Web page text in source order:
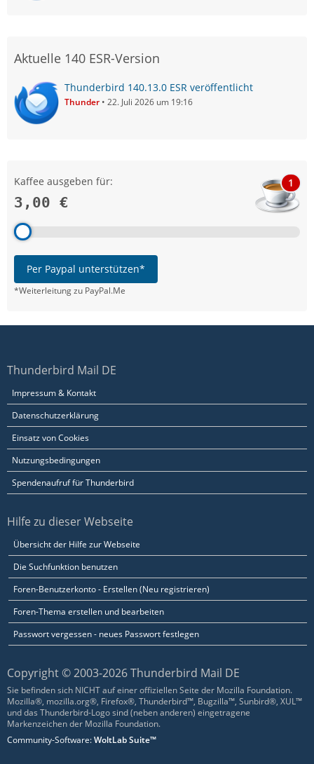
Aktuelle 140 ESR-Version
Thunderbird 140.13.0 ESR veröffentlicht
Thunder 22. Juli 2026 um 19:16
Kaffee ausgeben für:
3,00 €
1
Per Paypal unterstützen*
*Weiterleitung zu PayPal.Me
Thunderbird Mail DE
Impressum & Kontakt
Datenschutzerklärung
Einsatz von Cookies
Nutzungsbedingungen
Spendenaufruf für Thunderbird
Hilfe zu dieser Webseite
Übersicht der Hilfe zur Webseite
Die Suchfunktion benutzen
Foren-Benutzerkonto - Erstellen (Neu registrieren)
Foren-Thema erstellen und bearbeiten
Passwort vergessen - neues Passwort festlegen
Copyright © 2003-2026 Thunderbird Mail DE
Sie befinden sich NICHT auf einer offiziellen Seite der Mozilla Foundation.
Mozilla®, mozilla.org®, Firefox®, Thunderbird™, Bugzilla™, Sunbird®, XUL™
und das Thunderbird-Logo sind (neben anderen) eingetragene
Markenzeichen der Mozilla Foundation.
Community-Software:WoltLab Suite™